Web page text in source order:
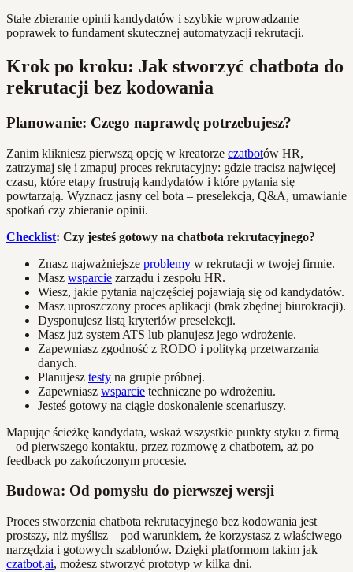
Stałe zbieranie opinii kandydatów i szybkie wprowadzanie
poprawek to fundament skutecznej automatyzacji rekrutacji.
Krok po kroku: Jak stworzyć chatbota do
rekrutacji bez kodowania
Planowanie: Czego naprawdę potrzebujesz?
Zanim klikniesz pierwszą opcję w kreatorze czatbotów HR,
zatrzymaj się i zmapuj proces rekrutacyjny: gdzie tracisz najwięcej
czasu, które etapy frustrują kandydatów i które pytania się
powtarzają. Wyznacz jasny cel bota – preselekcja, Q&A, umawianie
spotkań czy zbieranie opinii.
Checklist: Czy jesteś gotowy na chatbota rekrutacyjnego?
Znasz najważniejsze problemy w rekrutacji w twojej firmie.
Masz wsparcie zarządu i zespołu HR.
Wiesz, jakie pytania najczęściej pojawiają się od kandydatów.
Masz uproszczony proces aplikacji (brak zbędnej biurokracji).
Dysponujesz listą kryteriów preselekcji.
Masz już system ATS lub planujesz jego wdrożenie.
Zapewniasz zgodność z RODO i polityką przetwarzania
danych.
Planujesz testy na grupie próbnej.
Zapewniasz wsparcie techniczne po wdrożeniu.
Jesteś gotowy na ciągłe doskonalenie scenariuszy.
Mapując ścieżkę kandydata, wskaż wszystkie punkty styku z firmą
– od pierwszego kontaktu, przez rozmowę z chatbotem, aż po
feedback po zakończonym procesie.
Budowa: Od pomysłu do pierwszej wersji
Proces stworzenia chatbota rekrutacyjnego bez kodowania jest
prostszy, niż myślisz – pod warunkiem, że korzystasz z właściwego
narzędzia i gotowych szablonów. Dzięki platformom takim jak
czatbot.ai, możesz stworzyć prototyp w kilka dni.